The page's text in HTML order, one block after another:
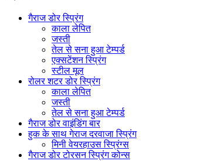
गैराज डोर स्प्रिंग
काला लेपित
जस्ती
तेल से सना हुआ टेम्पर्ड
एक्सटेंशन स्प्रिंग
स्टील मूल
रोलर शटर डोर स्प्रिंग
काला लेपित
जस्ती
तेल से सना हुआ टेम्पर्ड
गैराज डोर वाइंडिंग बार
हुक के साथ गेराज दरवाजा स्प्रिंग
मिनी वेयरहाउस स्प्रिंग्स
गैराज डोर टोरसन स्प्रिंग कोन्स